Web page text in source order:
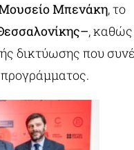
Μπενάκη, το
, καθώς
δικτύωσης που